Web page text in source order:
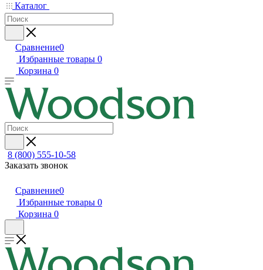
Каталог
Сравнение0
Избранные товары 0
Корзина 0
8 (800) 555-10-58
Заказать звонок
Сравнение0
Избранные товары 0
Корзина 0